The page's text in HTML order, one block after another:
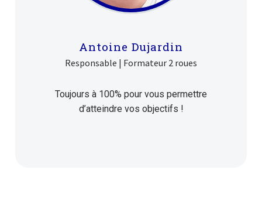
Antoine Dujardin
Responsable | Formateur 2 roues
Toujours à 100% pour vous permettre
d’atteindre vos objectifs !